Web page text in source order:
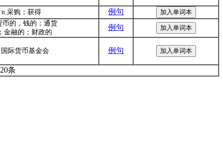
n.采购；获得
例句
币的，钱的；通货
金融的；财政的
例句
国际货币基金会 例句
条